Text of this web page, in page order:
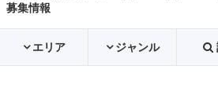
募集情報
エリア ジャンル